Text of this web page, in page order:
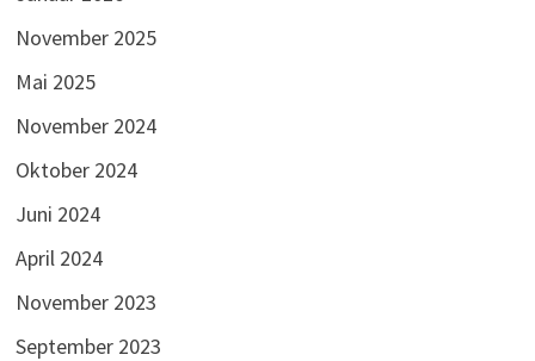
November 2025
Mai 2025
November 2024
Oktober 2024
Juni 2024
April 2024
November 2023
September 2023